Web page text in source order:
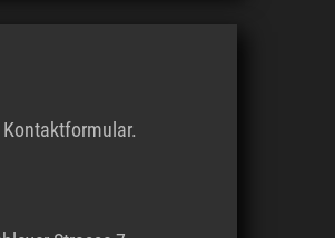
Kontaktformular.